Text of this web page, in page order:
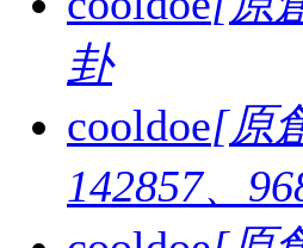
卦
cooldoe[原
142857、